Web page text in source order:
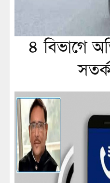
৪ বিভাগে